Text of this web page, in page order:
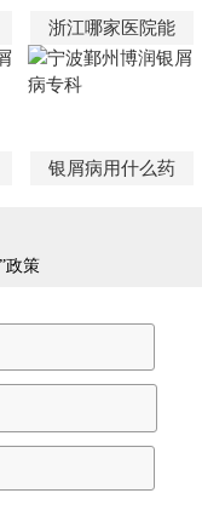
浙江哪家医院能
银屑病用什么药
政策